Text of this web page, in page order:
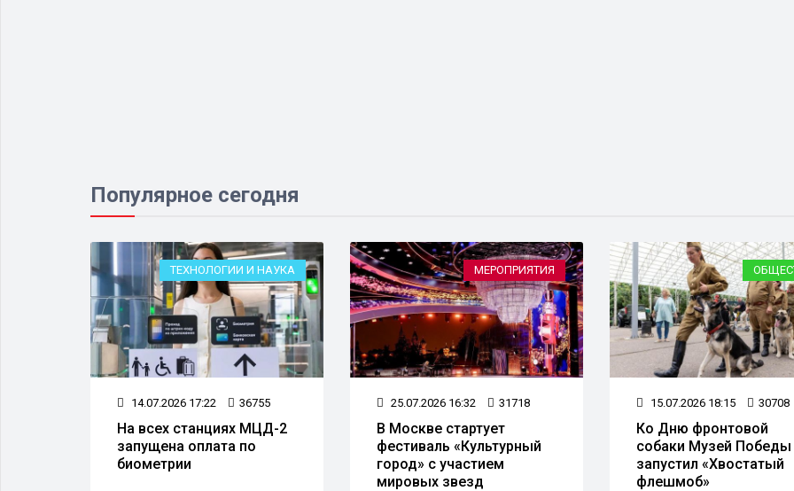
Популярное сегодня
ТЕХНОЛОГИИ И НАУКА
14.07.2026 17:22 36755
На всех станциях МЦД-2
запущена оплата по
биометрии
МЕРОПРИЯТИЯ
25.07.2026 16:32 31718
В Москве стартует
фестиваль «Культурный
город» с участием
мировых звезд
15.07.2026 18:15 30708
Ко Дню фронтовой
собаки Музей Победы
запустил «Хвостатый
флешмоб»